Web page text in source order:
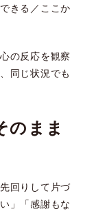
きる／ここか
の反応を観察
同じ状況でも
のまま
回りして片づ
」「感謝もな